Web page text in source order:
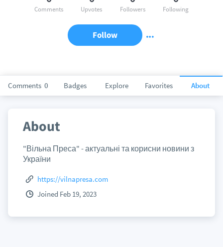
Comments 0 Badges Explore Favorites About
Comments Upvotes Followers Following
Follow
About
"Вільна Преса" - актуальні та корисни новини з
України
https://vilnapresa.com
Joined Feb 19, 2023